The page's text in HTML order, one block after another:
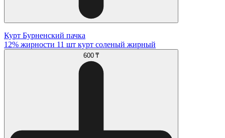
Курт Бурненский пачка
12% жирности 11 шт курт соленый жирный
600 ₸